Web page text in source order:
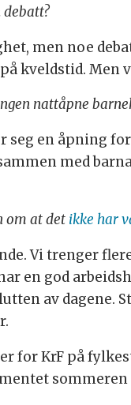
men noe
kveldstid. Men
nattåpne
seg en åpning
med
om at det ikke har
Vi trenger
en god
av dagene.
for KrF på
sommeren